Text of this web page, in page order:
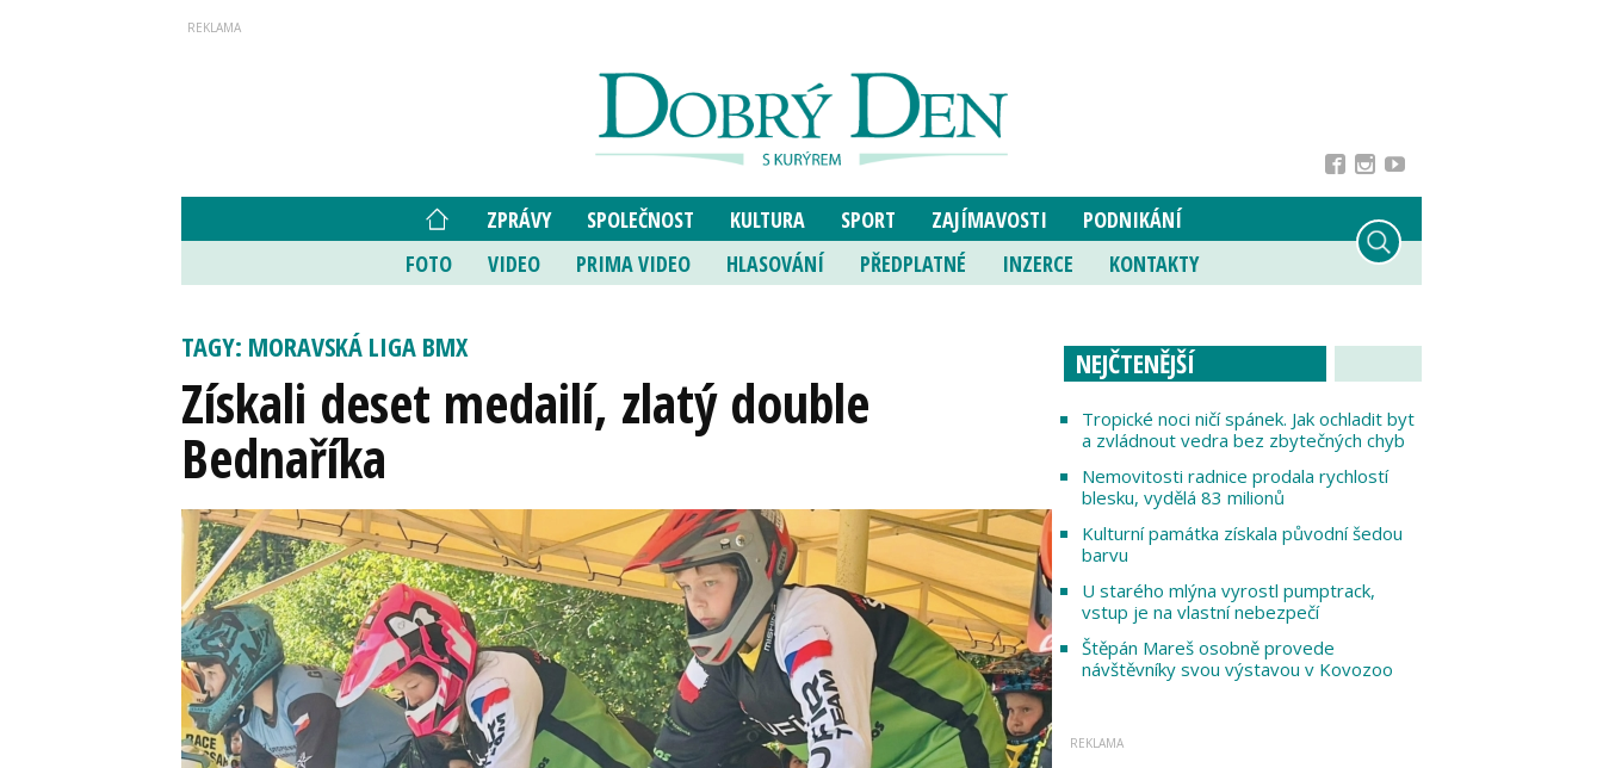
ZPRÁVY SPOLEČNOST KULTURA SPORT ZAJÍMAVOSTI
PODNIKÁNÍ
FOTO
VIDEO PRIMA VIDEO HLASOVÁNÍ PŘEDPLATNÉ INZERCE KONTAKTY
TAGY: MORAVSKÁ LIGA BMX
Získali deset medailí, zlatý double
Bednaříka
NEJČTENĚJŠÍ
Tropické noci ničí spánek. Jak ochladit byt
a zvládnout vedra bez zbytečných chyb
Nemovitosti radnice prodala rychlostí
blesku, vydělá 83 milionů
Kulturní památka získala původní šedou
barvu
U starého mlýna vyrostl pumptrack,
vstup je na vlastní nebezpečí
Štěpán Mareš osobně provede
návštěvníky svou výstavou v Kovozoo